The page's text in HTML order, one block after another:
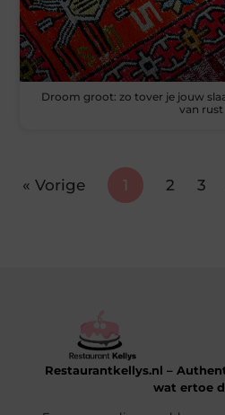
Droom groot: zo tover je jouw
van rust
« Vorige 1 2 3
Restaurantkellys.nl –
wat ertoe